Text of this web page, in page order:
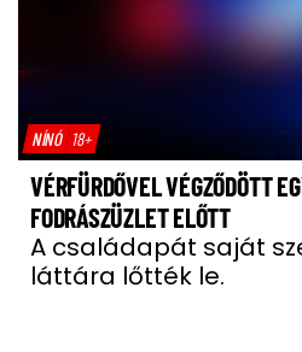
NÍNÓ 18+
VÉRFÜRDŐVEL VÉGZŐDÖTT
FODRÁSZÜZLET ELŐTT
A családapát saját
láttára lőtték le.